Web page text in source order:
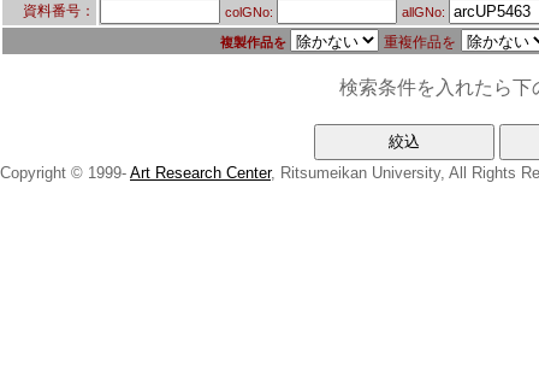
資料番号： colGNo: allGNo:
複製作品を 重複作品を
検索条件を入れたら
Copyright © 1999- Art Research Center, Ritsumeikan University, All Rights